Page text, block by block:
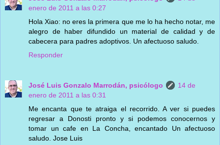
enero de 2011 a las 0:27
Hola Xiao: no eres la primera que me lo ha hecho notar, me
alegro de haber difundido un material de calidad y de
cabecera para padres adoptivos. Un afectuoso saludo.
Responder
José Luis Gonzalo Marrodán, psicólogo
14 de
enero de 2011 a las 0:31
Me encanta que te atraiga el recorrido. A ver si puedes
regresar a Donosti pronto y si podemos conocernos y
tomar un cafe en La Concha, encantado Un afectuoso
saludo. Jose Luis